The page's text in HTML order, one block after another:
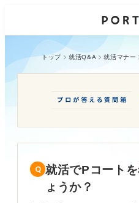
トップ 就活Q&A 就活マナー
就活でPコート
ょうか？